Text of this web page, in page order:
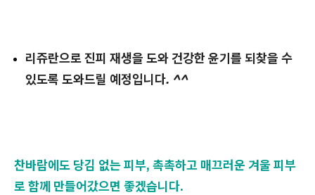
리쥬란으로 진피 재생을 도와 건강한 윤기를 되찾을 수
있도록 도와드릴 예정입니다. ^^
찬바람에도 당김 없는 피부, 촉촉하고 매끄러운 겨울 피부
로 함께 만들어갔으면 좋겠습니다.